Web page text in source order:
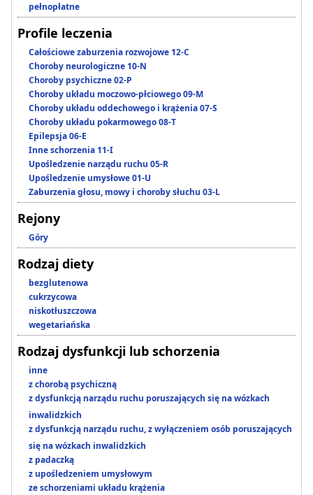
pełnopłatne
Profile leczenia
Całościowe zaburzenia rozwojowe 12-C
Choroby neurologiczne 10-N
Choroby psychiczne 02-P
Choroby układu moczowo-płciowego 09-M
Choroby układu oddechowego i krążenia 07-S
Choroby układu pokarmowego 08-T
Epilepsja 06-E
Inne schorzenia 11-I
Upośledzenie narządu ruchu 05-R
Upośledzenie umysłowe 01-U
Zaburzenia głosu, mowy i choroby słuchu 03-L
Rejony
Góry
Rodzaj diety
bezglutenowa
cukrzycowa
niskotłuszczowa
wegetariańska
Rodzaj dysfunkcji lub schorzenia
inne
z chorobą psychiczną
z dysfunkcją narządu ruchu poruszających się na wózkach
inwalidzkich
z dysfunkcją narządu ruchu, z wyłączeniem osób poruszających
się na wózkach inwalidzkich
z padaczką
z upośledzeniem umysłowym
ze schorzeniami układu krążenia